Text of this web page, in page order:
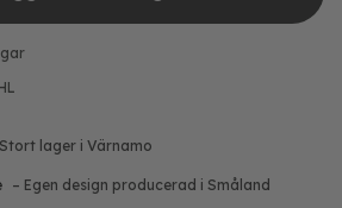
lager i Värnamo
– Egen design producerad i Småland